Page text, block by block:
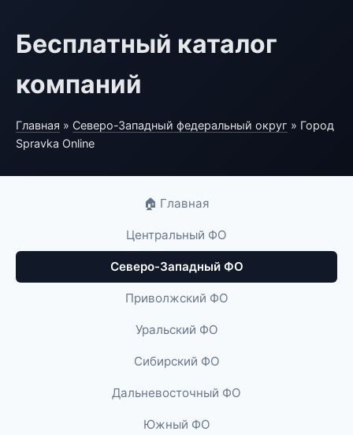
Бесплатный каталог
компаний
Главная » Северо-Западный федеральный округ » Город
Spravka Online
🏠 Главная
Центральный ФО
Северо-Западный ФО
Приволжский ФО
Уральский ФО
Сибирский ФО
Дальневосточный ФО
Южный ФО